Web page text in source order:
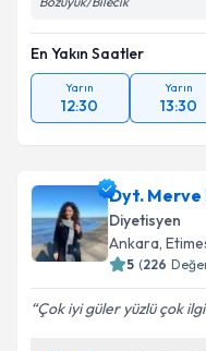
En Yakın Saatler
Yarın
12:30
Yarın
13:30
Dyt. Merve
Diyetisyen
Ankara,
5 (226
Çok iyi güler yüzlü çok